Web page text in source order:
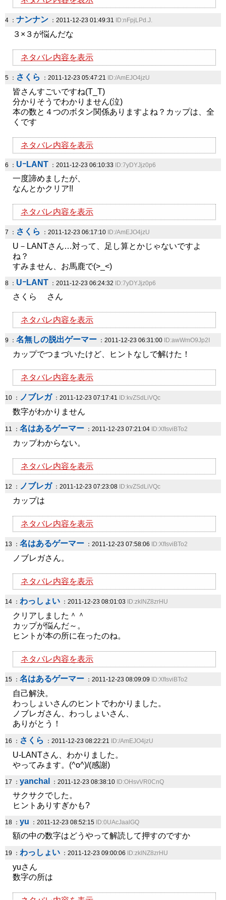
4 ： ナンナン ：2011-12-23 01:49:31 ID:nFpjLPd.J.
３×３が悩んだな
ネタバレ内容を表示
5 ： さくら ：2011-12-23 05:47:21 ID:/AmEJO4jzU
皆さんすごいですね(T_T)
分かりそうでわかりません(泣)
本の数と４つのボタン関係ありますよね？カップは、全
くです
ネタバレ内容を表示
6 ： UｰLANT ：2011-12-23 06:10:33 ID:7yDYJjz0p6
一度諦めましたが、
なんとかクリア!!
ネタバレ内容を表示
7 ： さくら ：2011-12-23 06:17:10 ID:/AmEJO4jzU
U－LANTさん…対って、足し算とかじゃないですよ
ね？
すみません、お馬鹿で(>_<)
8 ： UｰLANT ：2011-12-23 06:24:32 ID:7yDYJjz0p6
さくら さん
ネタバレ内容を表示
9 ： 名無しの脱出ゲーマー ：2011-12-23 06:31:00 ID:awWmO9Jp2I
カップでつまづいたけど、ヒントなしで解けた！
ネタバレ内容を表示
10 ： ノブレガ ：2011-12-23 07:17:41 ID:kvZSdLiVQc
数字がわかりません
11 ： 名はあるゲーマー ：2011-12-23 07:21:04 ID:XfIsviBTo2
カップわからない。
ネタバレ内容を表示
12 ： ノブレガ ：2011-12-23 07:23:08 ID:kvZSdLiVQc
カップは
ネタバレ内容を表示
13 ： 名はあるゲーマー ：2011-12-23 07:58:06 ID:XfIsviBTo2
ノブレガさん。
ネタバレ内容を表示
14 ： わっしょい ：2011-12-23 08:01:03 ID:zklNZ8zrHU
クリアしました＾＾
カップが悩んだ～。
ヒントが本の所に在ったのね。
ネタバレ内容を表示
15 ： 名はあるゲーマー ：2011-12-23 08:09:09 ID:XfIsviBTo2
自己解決。
わっしょいさんのヒントでわかりました。
ノブレガさん、わっしょいさん、
ありがとう！
16 ： さくら ：2011-12-23 08:22:21 ID:/AmEJO4jzU
U-LANTさん、わかりました。
やってみます。(^o^)/(感謝)
17 ： yanchal ：2011-12-23 08:38:10 ID:OHsvVR0CnQ
サクサクでした。
ヒントありすぎかも?
18 ： yu ：2011-12-23 08:52:15 ID:0UAcJaalGQ
額の中の数字はどうやって解読して押すのですか
19 ： わっしょい ：2011-12-23 09:00:06 ID:zklNZ8zrHU
yuさん
数字の所は